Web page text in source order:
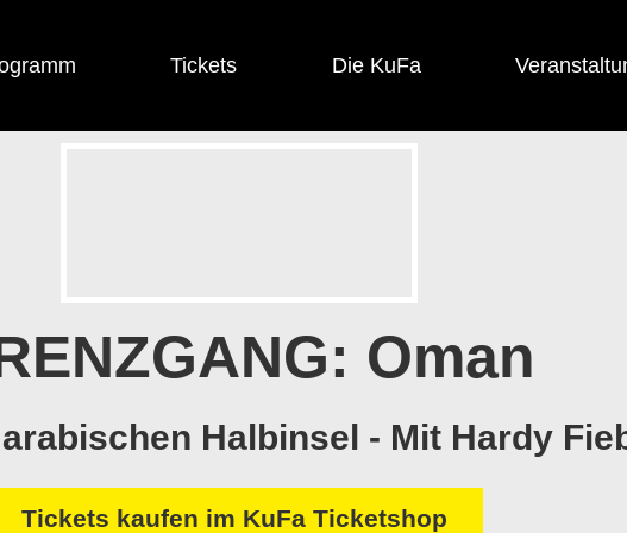
Tickets Die KuFa
Oman
Halbinsel - Mit Hardy
Tickets kaufen im KuFa Ticketshop